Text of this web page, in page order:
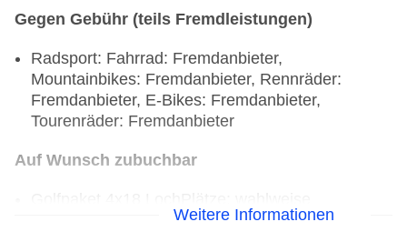
Gegen Gebühr (teils Fremdleistungen)
Radsport: Fahrrad: Fremdanbieter,
Mountainbikes: Fremdanbieter, Rennräder:
Fremdanbieter, E-Bikes: Fremdanbieter,
Tourenräder: Fremdanbieter
Auf Wunsch zubuchbar
Maspalomas Golf, Salobre Golf Süd, Meloneras
Weitere Informationen